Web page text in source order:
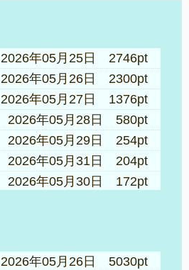
2026年05月25日 2746pt
2026年05月26日 2300pt
2026年05月27日 1376pt
2026年05月28日 580pt
2026年05月29日 254pt
2026年05月31日 204pt
2026年05月30日 172pt
2026年05月26日 5030pt